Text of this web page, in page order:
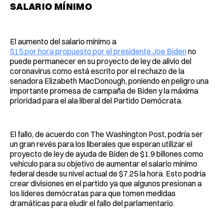
SALARIO MÍNIMO
El aumento del salario mínimo a
$15 por hora propuesto por el presidente Joe Bidenno
puede permanecer en su proyecto de ley de alivio del
coronavirus como está escrito por el rechazo de la
senadora Elizabeth MacDonough, poniendo en peligro una
importante promesa de campaña de Biden y la máxima
prioridad para el ala liberal del Partido Demócrata.
El fallo, de acuerdo con The Washington Post, podría ser
un gran revés para los liberales que esperan utilizar el
proyecto de ley de ayuda de Biden de $1.9 billones como
vehículo para su objetivo de aumentar el salario mínimo
federal desde su nivel actual de $7.25 la hora. Esto podría
crear divisiones en el partido ya que algunos presionan a
los líderes demócratas para que tomen medidas
dramáticas para eludir el fallo del parlamentario.